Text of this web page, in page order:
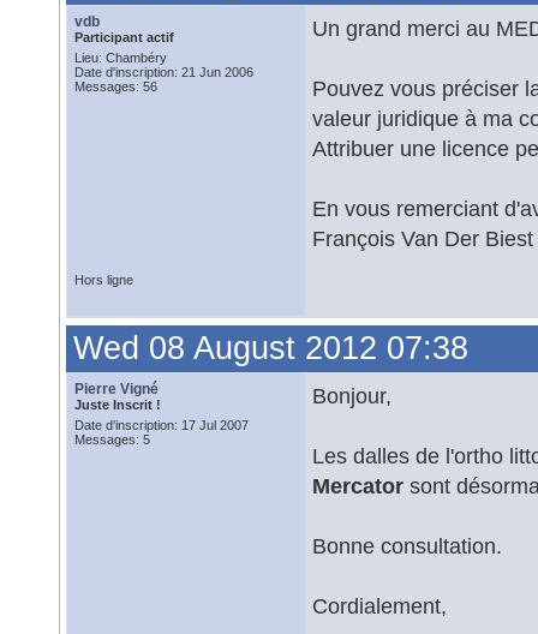
vdb
Participant actif
Lieu: Chambéry
Date d'inscription: 21 Jun 2006
Messages: 56
Un grand merci au
Pouvez vous préciser
valeur juridique à ma
Attribuer une licence
En vous remerciant
François Van Der Biest
Hors ligne
Wed 08 August 2012 07:38
Pierre Vigné
Juste Inscrit !
Date d'inscription: 17 Jul 2007
Messages: 5
Bonjour,
Les dalles de l'ortho
Mercator sont
Bonne consultation.
Cordialement,